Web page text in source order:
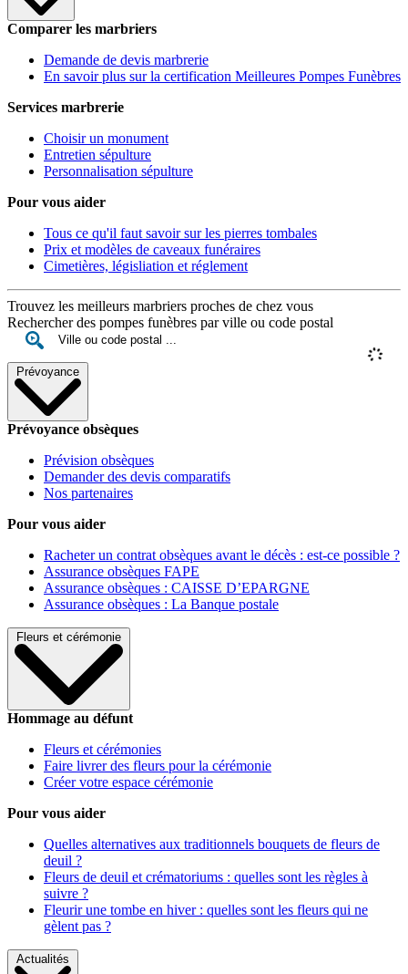
Comparer les marbriers
Demande de devis marbrerie
En savoir plus sur la certification Meilleures Pompes Funèbres
Services marbrerie
Choisir un monument
Entretien sépulture
Personnalisation sépulture
Pour vous aider
Tous ce qu'il faut savoir sur les pierres tombales
Prix et modèles de caveaux funéraires
Cimetières, législiation et réglement
Trouvez les meilleurs marbriers proches de chez vous
Rechercher des pompes funèbres par ville ou code postal
Prévoyance
Prévoyance obsèques
Prévision obsèques
Demander des devis comparatifs
Nos partenaires
Pour vous aider
Racheter un contrat obsèques avant le décès : est-ce possible ?
Assurance obsèques FAPE
Assurance obsèques : CAISSE D’EPARGNE
Assurance obsèques : La Banque postale
Fleurs et cérémonie
Hommage au défunt
Fleurs et cérémonies
Faire livrer des fleurs pour la cérémonie
Créer votre espace cérémonie
Pour vous aider
Quelles alternatives aux traditionnels bouquets de fleurs de
deuil ?
Fleurs de deuil et crématoriums : quelles sont les règles à
suivre ?
Fleurir une tombe en hiver : quelles sont les fleurs qui ne
gèlent pas ?
Actualités